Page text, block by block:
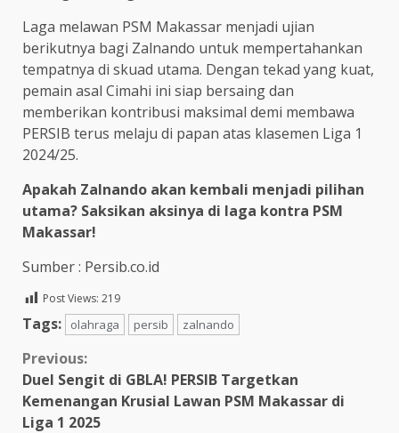
Laga melawan PSM Makassar menjadi ujian
berikutnya bagi Zalnando untuk mempertahankan
tempatnya di skuad utama. Dengan tekad yang kuat,
pemain asal Cimahi ini siap bersaing dan
memberikan kontribusi maksimal demi membawa
PERSIB terus melaju di papan atas klasemen Liga 1
2024/25.
Apakah Zalnando akan kembali menjadi pilihan
utama? Saksikan aksinya di laga kontra PSM
Makassar!
Sumber : Persib.co.id
Post Views: 219
Tags: olahraga persib zalnando
Continue
Reading
Previous:
Duel Sengit di GBLA! PERSIB Targetkan
Kemenangan Krusial Lawan PSM Makassar di
Liga 1 2025